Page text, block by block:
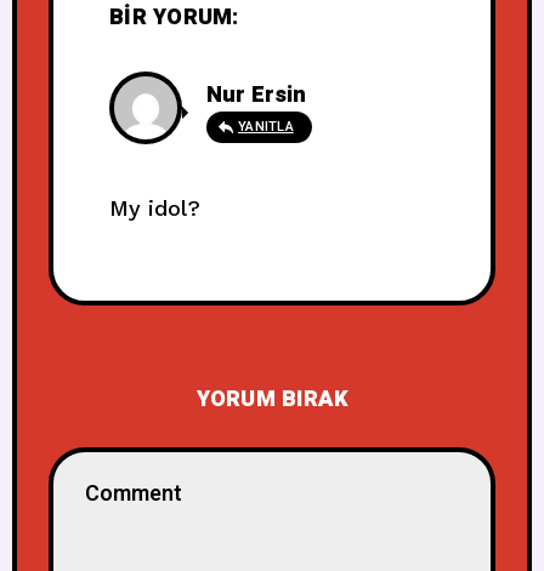
BIR YORUM:
Nur Ersin
YANITLA
My idol?
YORUM BIRAK